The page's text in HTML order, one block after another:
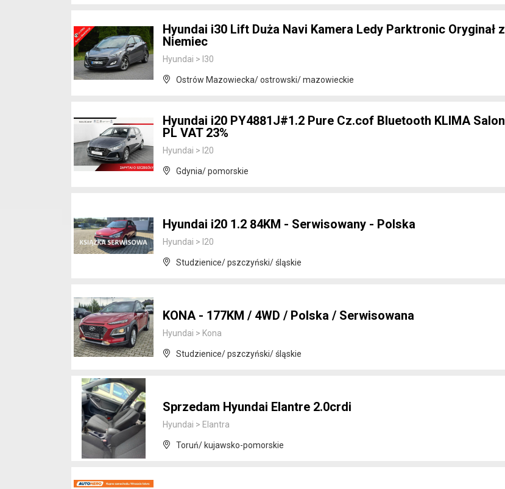
Hyundai i30 Lift Duża Navi Kamera Ledy Parktronic Oryginał z
Niemiec
Hyundai > I30
Ostrów Mazowiecka/ ostrowski/ mazowieckie
Hyundai i20 PY4881J#1.2 Pure Cz.cof Bluetooth KLIMA Salon
PL VAT 23%
Hyundai > I20
Gdynia/ pomorskie
Hyundai i20 1.2 84KM - Serwisowany - Polska
Hyundai > I20
Studzienice/ pszczyński/ śląskie
KONA - 177KM / 4WD / Polska / Serwisowana
Hyundai > Kona
Studzienice/ pszczyński/ śląskie
Sprzedam Hyundai Elantre 2.0crdi
Hyundai > Elantra
Toruń/ kujawsko-pomorskie